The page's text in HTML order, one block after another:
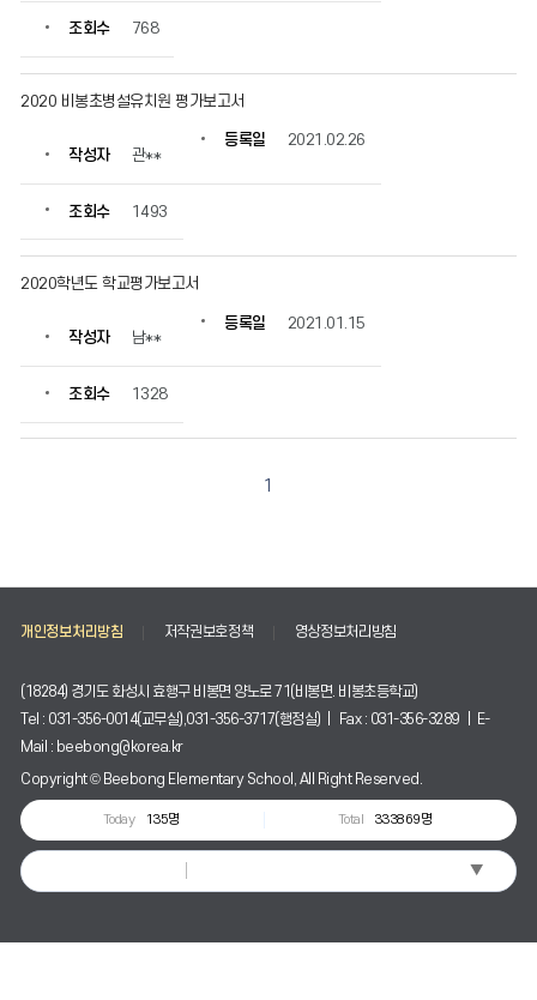
인
수
조회수 768
2020 비봉초병설유치원 평가보고서
작성자 관**
등록일 2021.02.26
조회수 1493
2020학년도 학교평가보고서
작성자 남**
등록일 2021.01.15
조회수 1328
1
개인정보처리방침 저작권보호정책 영상정보처리방침
(18284) 경기도 화성시 효행구 비봉면 양노로 71(비봉면. 비봉초등학교)
Tel : 031-356-0014(교무실),031-356-3717(행정실) | Fax : 031-356-3289 | E-
Mail : beebong@korea.kr
Copyright © Beebong Elementary School, All Right Reserved.
Today 135명 Total 333869명
▼